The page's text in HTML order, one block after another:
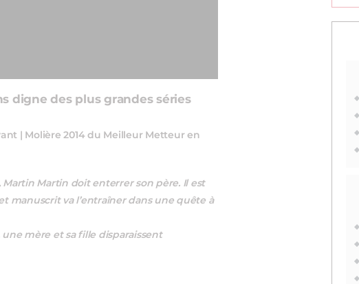
digne des plus grandes séries
| Molière 2014 du Meilleur Metteur en
Martin doit enterrer son père. Il est
manuscrit va l’entraîner dans une quête à
mère et sa fille disparaissent